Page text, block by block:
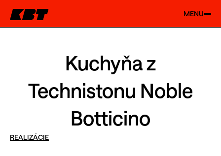
MENU
Kuchyňa z
Technistonu Noble
Botticino
REALIZÁCIE